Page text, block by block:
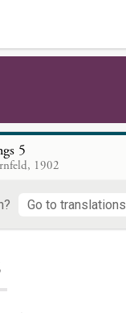
5
1902
Go to translations